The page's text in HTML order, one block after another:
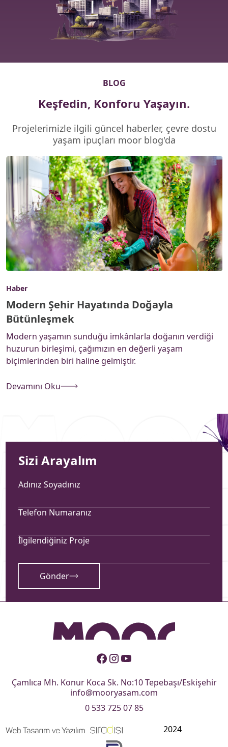
BLOG
Keşfedin, Konforu Yaşayın.
Projelerimizle ilgili güncel haberler, çevre dostu
yaşam ipuçları moor blog'da
Haber
Modern Şehir Hayatında Doğayla
Bütünleşmek
Modern yaşamın sunduğu imkânlarla doğanın verdiği
huzurun birleşimi, çağımızın en değerli yaşam
biçimlerinden biri haline gelmiştir.
Devamını Oku
Sizi Arayalım
Adınız Soyadınız
Telefon Numaranız
İlgilendiğiniz Proje
Gönder
Çamlıca Mh. Konur Koca Sk. No:10 Tepebaşı/Eskişehir
info@mooryasam.com
0 533 725 07 85
2024